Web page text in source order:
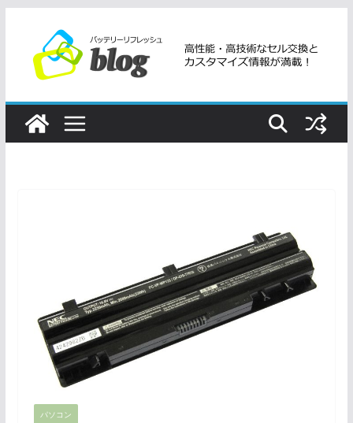
ツ
パソコン